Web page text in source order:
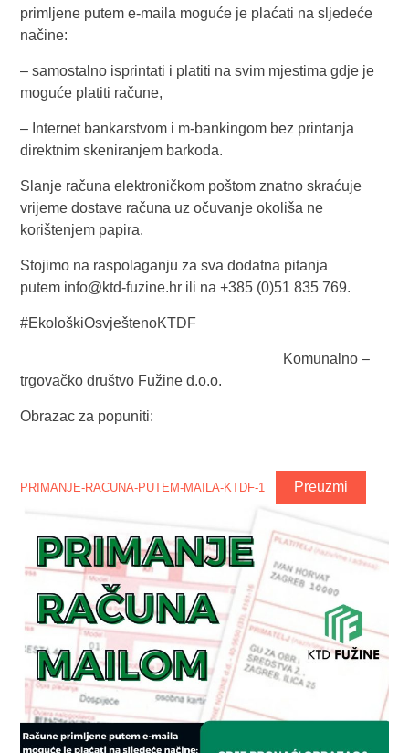
primljene putem e-maila moguće je plaćati na sljedeće
načine:
– samostalno isprintati i platiti na svim mjestima gdje je
moguće platiti račune,
– Internet bankarstvom i m-bankingom bez printanja
direktnim skeniranjem barkoda.
Slanje računa elektroničkom poštom znatno skraćuje
vrijeme dostave računa uz očuvanje okoliša ne
korištenjem papira.
Stojimo na raspolaganju za sva dodatna pitanja
putem info@ktd-fuzine.hrili na +385 (0)51 835 769.
#EkološkiOsvještenoKTDF
Komunalno –
trgovačko društvo Fužine d.o.o.
Obrazac za popuniti:
PRIMANJE-RACUNA-PUTEM-MAILA-KTDF-1 Preuzmi